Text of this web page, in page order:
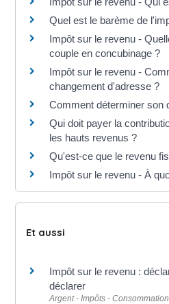
Quel est le barème de
Impôt sur le revenu -
couple en concubinage ?
Impôt sur le revenu -
changement d'adresse ?
Comment déterminer son
Qui doit payer la
les hauts revenus ?
Qu'est-ce que le revenu
Impôt sur le revenu - À
Et aussi
Impôt sur le revenu :
déclarer
Argent - Impôts - Consommation